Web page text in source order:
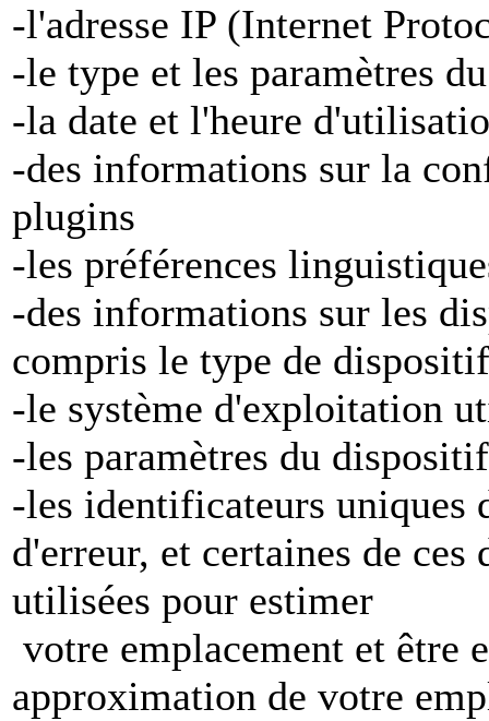
-l'adresse IP (Internet
-le type et les paramètres
-la date et l'heure
-des informations sur la
plugins
-les préférences
-des informations sur les
compris le type de dispositif
-le système d'exploitation
-les paramètres du dispositif
-les identificateurs uniques
d'erreur, et certaines de
utilisées pour estimer
votre emplacement et être
approximation de votre